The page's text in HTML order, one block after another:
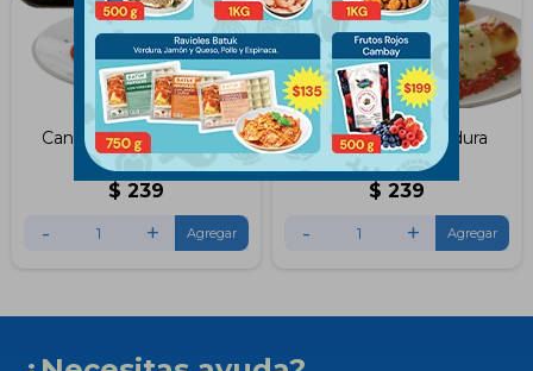
Canelones de Jamón y
Queso 360Grs
$ 239
- +
Canelones de Verdura
360Grs
$ 239
- +